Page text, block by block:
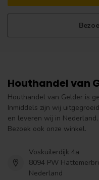
Houthandel van
Houthandel van Gelder is
Inmiddels zijn wij
en leveren wij in
Bezoek ook onze winkel.
Voskuilerdijk 4a
8094 PW
Nederland